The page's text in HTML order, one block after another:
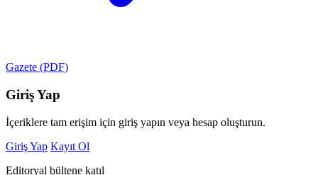
Gazete (PDF)
Giriş Yap
İçeriklere tam erişim için giriş yapın veya hesap oluşturun.
Giriş Yap Kayıt Ol
Editoryal bültene katıl